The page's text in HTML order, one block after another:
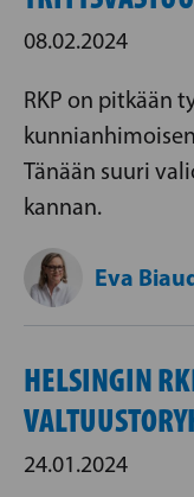
08.02.2024
RKP on pitkään
Tänään suuri
kannan.
Eva
HELSINGIN
24.01.2024